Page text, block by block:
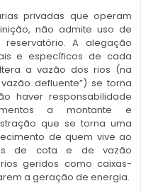
privadas que operam
não admite uso de
A alegação
e específicos de cada
a vazão dos rios (na
defluente”) se torna
haver responsabilidade
a montante e
que se torna uma
de quem vive ao
de cota e de vazão
geridos como caixas-
a geração de energia.